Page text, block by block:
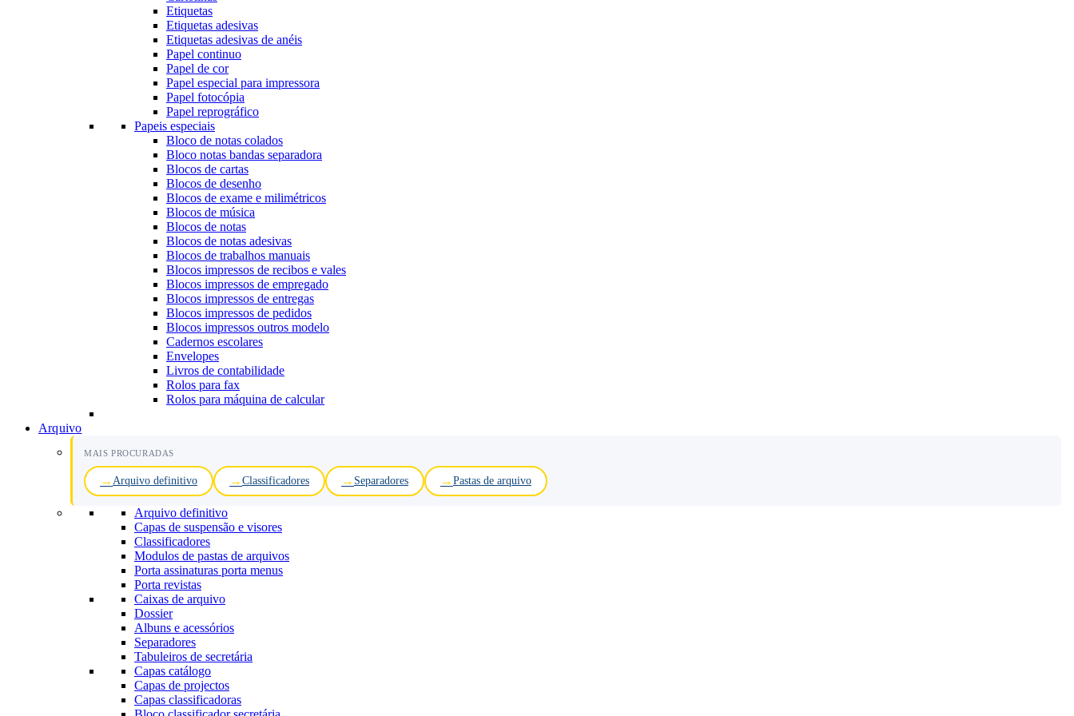
Etiquetas
Etiquetas adesivas
Etiquetas adesivas de anéis
Papel continuo
Papel de cor
Papel especial para impressora
Papel fotocópia
Papel reprográfico
Papeis especiais
Bloco de notas colados
Bloco notas bandas separadora
Blocos de cartas
Blocos de desenho
Blocos de exame e milimétricos
Blocos de música
Blocos de notas
Blocos de notas adesivas
Blocos de trabalhos manuais
Blocos impressos de recibos e vales
Blocos impressos de empregado
Blocos impressos de entregas
Blocos impressos de pedidos
Blocos impressos outros modelo
Cadernos escolares
Envelopes
Livros de contabilidade
Rolos para fax
Rolos para máquina de calcular
Arquivo
MAIS PROCURADAS
Arquivo definitivo Classificadores Separadores Pastas de arquivo
Arquivo definitivo
Capas de suspensão e visores
Classificadores
Modulos de pastas de arquivos
Porta assinaturas porta menus
Porta revistas
Caixas de arquivo
Dossier
Albuns e acessórios
Separadores
Tabuleiros de secretária
Capas catálogo
Capas de projectos
Capas classificadoras